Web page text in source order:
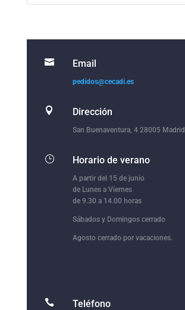
 Email
pedidos@cecadi.es
 Dirección
San Buenaventura, 4 28005 Madrid
} Horario de verano
A partir del 15 de junio
de Lunes a Viernes
de 9.30 a 14.00 horas
Sábados y Domingos cerrado
Agosto cerrado por vacaciones.
 Teléfono